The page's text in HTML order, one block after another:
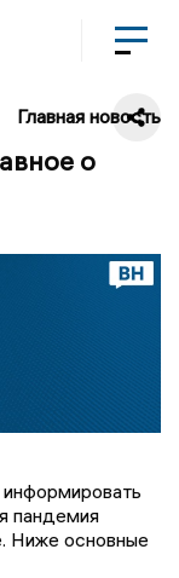
Главная новость
о
пандемия
Ниже основные